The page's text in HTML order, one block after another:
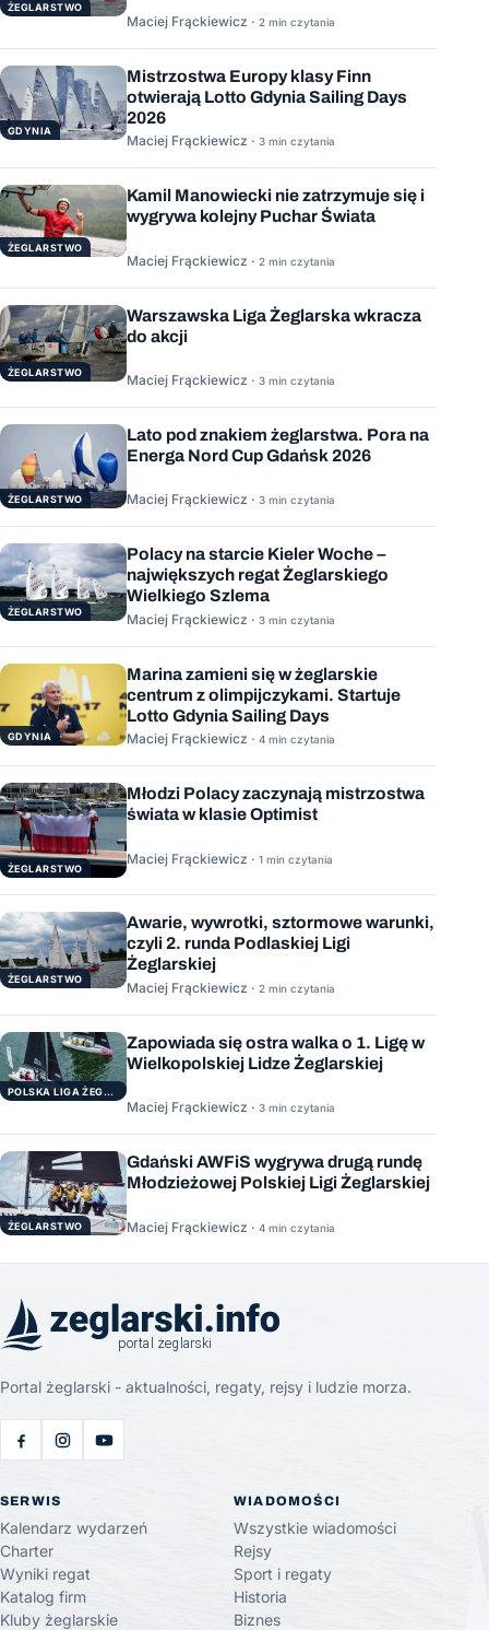
ŻEGLARSTWO
Maciej Frąckiewicz · 2 min czytania
GDYNIA
Mistrzostwa Europy klasy Finn
otwierają Lotto Gdynia Sailing Days
2026
Maciej Frąckiewicz · 3 min czytania
ŻEGLARSTWO
Kamil Manowiecki nie zatrzymuje się i
wygrywa kolejny Puchar Świata
Maciej Frąckiewicz · 2 min czytania
ŻEGLARSTWO
Warszawska Liga Żeglarska wkracza
do akcji
Maciej Frąckiewicz · 3 min czytania
ŻEGLARSTWO
Lato pod znakiem żeglarstwa. Pora na
Energa Nord Cup Gdańsk 2026
Maciej Frąckiewicz · 3 min czytania
ŻEGLARSTWO
Polacy na starcie Kieler Woche –
największych regat Żeglarskiego
Wielkiego Szlema
Maciej Frąckiewicz · 3 min czytania
GDYNIA
Marina zamieni się w żeglarskie
centrum z olimpijczykami. Startuje
Lotto Gdynia Sailing Days
Maciej Frąckiewicz · 4 min czytania
ŻEGLARSTWO
Młodzi Polacy zaczynają mistrzostwa
świata w klasie Optimist
Maciej Frąckiewicz · 1 min czytania
ŻEGLARSTWO
Awarie, wywrotki, sztormowe warunki,
czyli 2. runda Podlaskiej Ligi
Żeglarskiej
Maciej Frąckiewicz · 2 min czytania
POLSKA LIGA ŻEGLARSKA
Zapowiada się ostra walka o 1. Ligę w
Wielkopolskiej Lidze Żeglarskiej
Maciej Frąckiewicz · 3 min czytania
ŻEGLARSTWO
Gdański AWFiS wygrywa drugą rundę
Młodzieżowej Polskiej Ligi Żeglarskiej
Maciej Frąckiewicz · 4 min czytania
Portal żeglarski - aktualności, regaty, rejsy i ludzie morza.
SERWIS
Kalendarz wydarzeń
Charter
Wyniki regat
Katalog firm
Kluby żeglarskie
WIADOMOŚCI
Wszystkie wiadomości
Rejsy
Sport i regaty
Historia
Biznes